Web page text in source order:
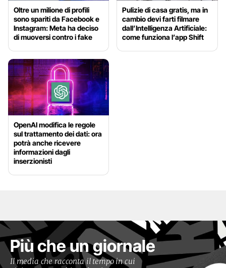
Oltre un milione di profili
sono spariti da Facebook e
Instagram: Meta ha deciso
di muoversi contro i fake
Pulizie di casa gratis, ma in
cambio devi farti filmare
dall’Intelligenza Artificiale:
come funziona l’app Shift
OpenAI modifica le regole
sul trattamento dei dati: ora
potrà anche ricevere
informazioni dagli
inserzionisti
Più che un giornale
Il media che racconta il tempo in cui